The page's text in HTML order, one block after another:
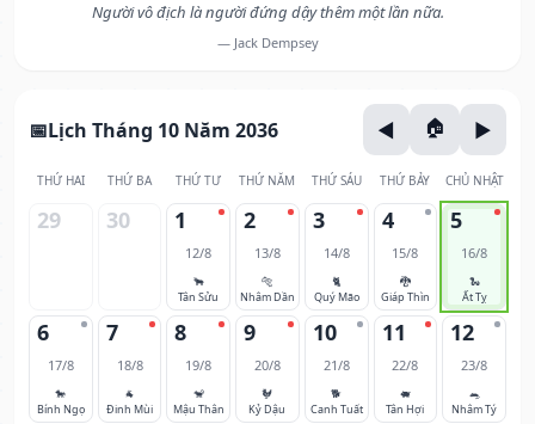
Người vô địch là người đứng dậy thêm một lần nữa.
— Jack Dempsey
Lịch Tháng 10 Năm 2036
THỨ HAI THỨ BA THỨ TƯ THỨ NĂM THỨ SÁU THỨ BẢY CHỦ NHẬT
29 30 1
12/8
🐂
Tân Sửu
2
13/8
🐅
Nhâm Dần
3
14/8
🐈
Quý Mão
4
15/8
🐉
Giáp Thìn
5
16/8
🐍
Ất Tỵ
6
17/8
🐎
Bính Ngọ
7
18/8
🐐
Đinh Mùi
8
19/8
🐒
Mậu Thân
9
20/8
🐓
Kỷ Dậu
10
21/8
🐕
Canh Tuất
11
22/8
🐖
Tân Hợi
12
23/8
🐀
Nhâm Tý